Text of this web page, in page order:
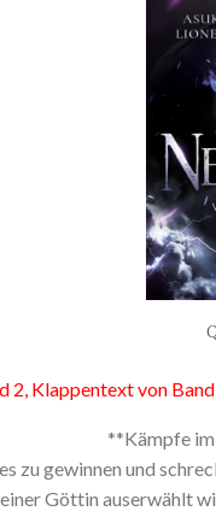
2, Klappentext von
**Kämpfe
zu gewinnen und
Göttin auserwählt